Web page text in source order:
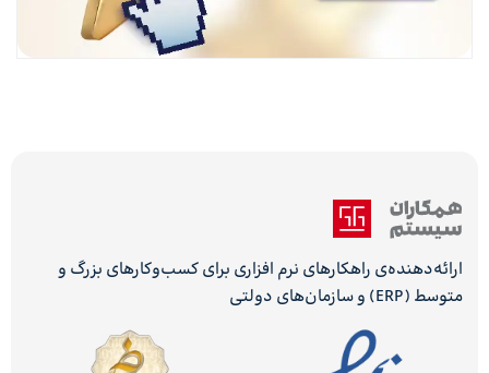
ارائه‌دهنده‌ی راهکارهای نرم افزاری برای کسب‌وکارهای بزرگ و
متوسط (ERP) و سازمان‌های دولتی